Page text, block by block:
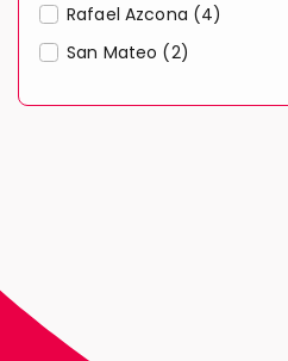
Rafael Azcona (4)
San Mateo (2)